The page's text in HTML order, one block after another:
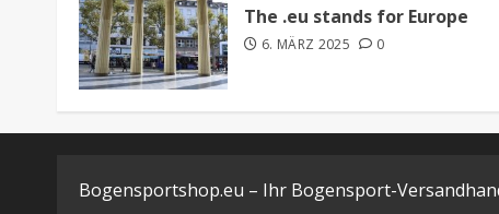
The .eu stands for Europe
6. MÄRZ 2025 0
Bogensportshop.eu – Ihr Bogensport-